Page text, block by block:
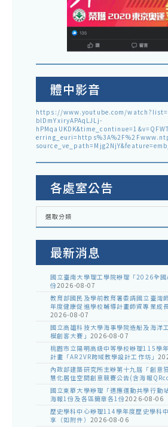
體中影音
https://www.youtube.com/
blDmYxiryAPAqLJLj-
各處室公告
各
室
選取分類
最新消息
國立臺南大學理工學院辦理「2026全
份2026-08-07
教育部國民及學前教育署委請國立臺灣
年度健康促進學校輔導計畫師資專業成
2026-08-07
國立高雄科技大學海事學院造船及海洋
模創客大賽」 2026-08-07
桃園市立陽明高級中等學校辦理115學
計畫「AR2VR跨域教學設計工作坊」
內政部建築研究所主辦第十九屆「創意
慧化居住空間創意競賽公告(含海報
國立東華大學辦理「適應運動共學行動
海報1份及各區簡章各1份2026-08-06
歷史學科中心辦理114學年度歷史學科
享（如附件） 2026-08-06